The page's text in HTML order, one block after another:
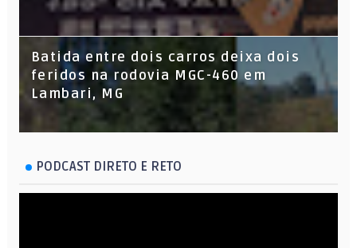
Batida entre dois carros deixa dois
feridos na rodovia MGC-460 em
Lambari, MG
PODCAST DIRETO E RETO